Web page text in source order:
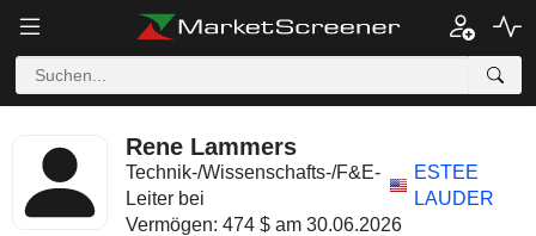
Rene Lammers
Technik-/Wissenschafts-/F&E-
Leiter bei
ESTEE
LAUDER
Vermögen: 474 $ am 30.06.2026